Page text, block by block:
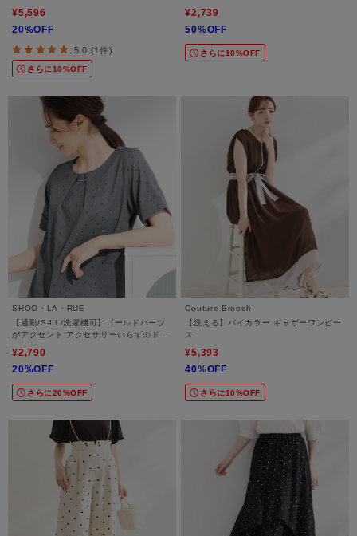
¥5,596
20%OFF
5.0 (1件)
さらに10%OFF
¥2,739
50%OFF
さらに10%OFF
SHOO・LA・RUE
【通勤/S-LL/洗濯機可】ゴールドパーツ
がアクセント アクセサリーいらずのドッ
¥2,790
20%OFF
さらに20%OFF
Couture Brooch
【洗える】バイカラー ギャザーワンピー
ス
¥5,393
40%OFF
さらに10%OFF